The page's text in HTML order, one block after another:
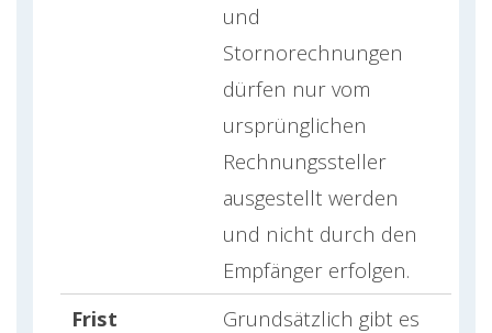
und
Stornorechnungen
dürfen nur vom
ursprünglichen
Rechnungssteller
ausgestellt werden
und nicht durch den
Empfänger erfolgen.
Frist
Grundsätzlich gibt es